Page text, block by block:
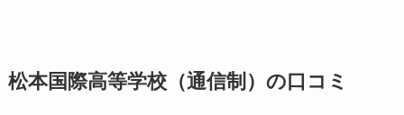
松本国際高等学校（通信制）の口コミ